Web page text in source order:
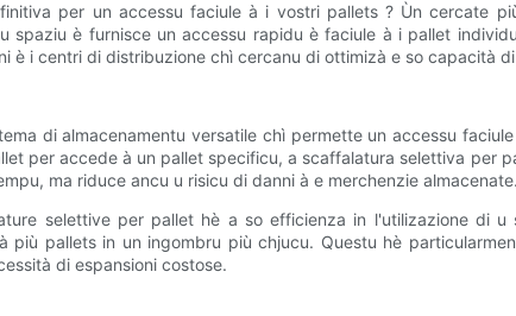
per un accessu faciule à i vostri pallets ? Ùn cercate
spaziu è furnisce un accessu rapidu è faciule à i pallet
è i centri di distribuzione chì cercanu di ottimizà e so capacità
di almacenamentu versatile chì permette un accessu
per accede à un pallet specificu, a scaffalatura selettiva per
ma riduce ancu u risicu di danni à e merchenzie almacenate.
selettive per pallet hè a so efficienza in l'utilizazione di
più pallets in un ingombru più chjucu. Questu hè
di espansioni costose.